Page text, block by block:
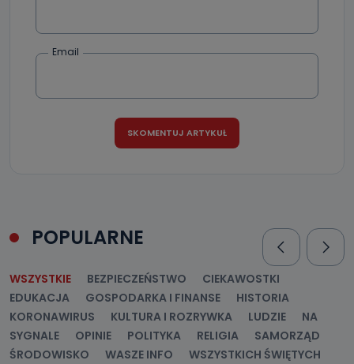
Email
POPULARNE
WSZYSTKIE BEZPIECZEŃSTWO
CIEKAWOSTKI
EDUKACJA
GOSPODARKA I FINANSE
HISTORIA
KORONAWIRUS
KULTURA I ROZRYWKA LUDZIE
NA
SYGNALE
OPINIE POLITYKA RELIGIA
SAMORZĄD
ŚRODOWISKO
WASZE INFO
WSZYSTKICH ŚWIĘTYCH